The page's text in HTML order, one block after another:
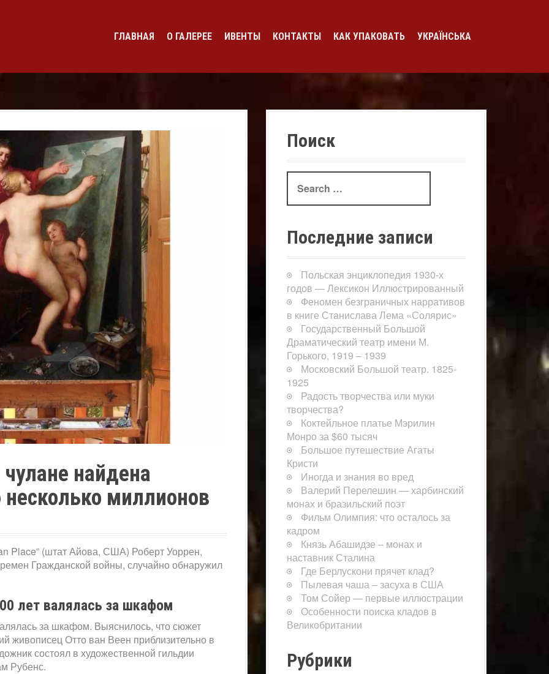
ГЛАВНАЯ О ГАЛЕРЕЕ ИВЕНТЫ КОНТАКТЫ КАК УПАКОВАТЬ УКРАЇНСЬКА
найдена
миллионов
Place” (штат Айова, США) Роберт Уоррен,
Гражданской войны, случайно обнаружил
лет валялась за шкафом
за шкафом. Выяснилось, что сюжет
живописец Отто ван Веен приблизительно в
состоял в художественной гильдии
Рубенс.
Поиск
Search
for:
Последние записи
Польская энциклопедия 1930-х
годов — Лексикон Иллюстрированный
Феномен безграничных нарративов
в книге Станислава Лема «Солярис»
Государственный Большой
Драматический театр имени М.
Горького, 1919 – 1939
Московский Большой театр. 1825-
1925
Радость творчества или муки
творчества?
Коктейльное платье Мэрилин
Монро за $60 тысяч
Большое путешествие Агаты
Кристи
Иногда и знания во вред
Валерий Перелешин — харбинский
монах и бразильский поэт
Фильм Олимпия: что осталось за
кадром
Князь Абашидзе – монах и
наставник Сталина
Где Берлускони прячет клад?
Пылевая чаша – засуха в США
Том Сойер — первые иллюстрации
Особенности поиска кладов в
Великобритании
Рубрики